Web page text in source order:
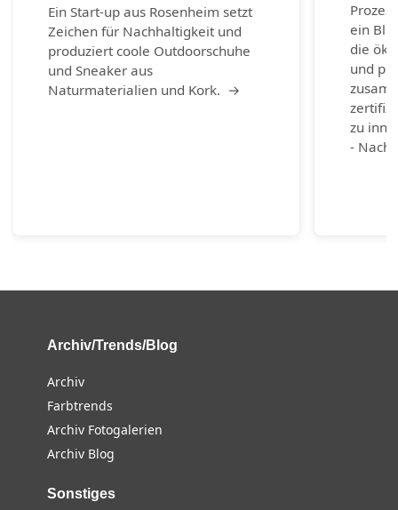
Ein Start-up aus Rosenheim setzt
Zeichen für Nachhaltigkeit und
produziert coole Outdoorschuhe
und Sneaker aus
Naturmaterialien und Kork. →
ein
die
und
zu
-
Archiv/Trends/Blog
Archiv
Farbtrends
Archiv Fotogalerien
Archiv Blog
Sonstiges